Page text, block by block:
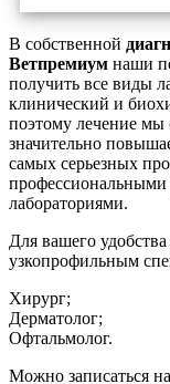
В собственной
Ветпремиум наши
получить все виды
клинический и
поэтому лечение мы
значительно
самых серьезных
лабораториями.
Для вашего
узкопрофильным
Хирург;
Дерматолог;
Офтальмолог.
Можно записаться